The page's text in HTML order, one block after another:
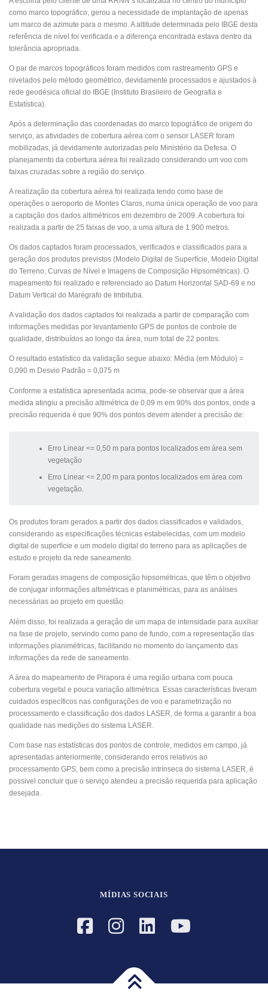
como marco topográfico, gerou a necessidade de implantação de apenas
um marco de azimute para o mesmo. A altitude determinada pelo IBGE desta
referência de nível foi verificada e a diferença encontrada estava dentro da
tolerância apropriada.
O par de marcos topográficos foram medidos com rastreamento GPS e
nivelados pelo método geométrico, devidamente processados e ajustados à
rede geodésica oficial do IBGE (Instituto Brasileiro de Geografia e
Estatística).
Após a determinação das coordenadas do marco topográfico de origem do
serviço, as atividades de cobertura aérea com o sensor LASER foram
mobilizadas, já devidamente autorizadas pelo Ministério da Defesa. O
planejamento da cobertura aérea foi realizado considerando um voo com
faixas cruzadas sobre a região do serviço.
A realização da cobertura aérea foi realizada tendo como base de
operações o aeroporto de Montes Claros, numa única operação de voo para
a captação dos dados altimétricos em dezembro de 2009. A cobertura foi
realizada a partir de 25 faixas de voo, a uma altura de 1.900 metros.
Os dados captados foram processados, verificados e classificados para a
geração dos produtos previstos (Modelo Digital de Superfície, Modelo Digital
do Terreno, Curvas de Nível e Imagens de Composição Hipsométricas). O
mapeamento foi realizado e referenciado ao Datum Horizontal SAD-69 e no
Datum Vertical do Marégrafo de Imbituba.
A validação dos dados captados foi realizada a partir de comparação com
informações medidas por levantamento GPS de pontos de controle de
qualidade, distribuídos ao longo da área, num total de 22 pontos.
O resultado estatístico da validação segue abaixo: Média (em Módulo) =
0,090 m Desvio Padrão = 0,075 m
Conforme a estatística apresentada acima, pode-se observar que a área
medida atingiu a precisão altimétrica de 0,09 m em 90% dos pontos, onde a
precisão requerida é que 90% dos pontos devem atender a precisão de:
Erro Linear <= 0,50 m para pontos localizados em área sem
vegetação
Erro Linear <= 2,00 m para pontos localizados em área com
vegetação.
Os produtos foram gerados a partir dos dados classificados e validados,
considerando as especificações técnicas estabelecidas, com um modelo
digital de superfície e um modelo digital do terreno para as aplicações de
estudo e projeto da rede saneamento.
Foram geradas imagens de composição hipsométricas, que têm o objetivo
de conjugar informações altimétricas e planimétricas, para as análises
necessárias ao projeto em questão.
Além disso, foi realizada a geração de um mapa de intensidade para auxiliar
na fase de projeto, servindo como pano de fundo, com a representação das
informações planimétricas, facilitando no momento do lançamento das
informações da rede de saneamento.
A área do mapeamento de Pirapora é uma região urbana com pouca
cobertura vegetal e pouca variação altimétrica. Essas características tiveram
cuidados específicos nas configurações de voo e parametrização no
processamento e classificação dos dados LASER, de forma a garantir a boa
qualidade nas medições do sistema LASER.
Com base nas estatísticas dos pontos de controle, medidos em campo, já
apresentadas anteriormente, considerando erros relativos ao
processamento GPS, bem como a precisão intrínseca do sistema LASER, é
possivel concluir que o serviço atendeu a precisão requerida para aplicação
desejada.
MÍDIAS SOCIAIS